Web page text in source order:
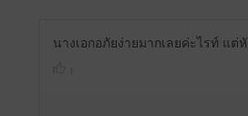
นางเอกอภัยง่ายมากเลยค่ะไรท์ แต่